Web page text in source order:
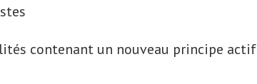
contenant un nouveau principe actif